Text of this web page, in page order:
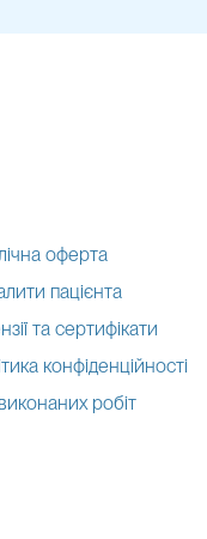
оферта
пацієнта
та сертифікати
конфіденційності
робіт